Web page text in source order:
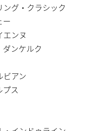
グ・クラシック
ー
エンヌ
ンケルク
ビアン
ス